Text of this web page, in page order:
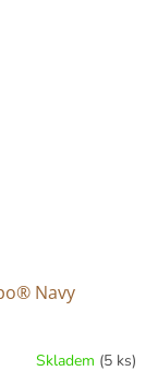
Navy
Skladem (5 ks)